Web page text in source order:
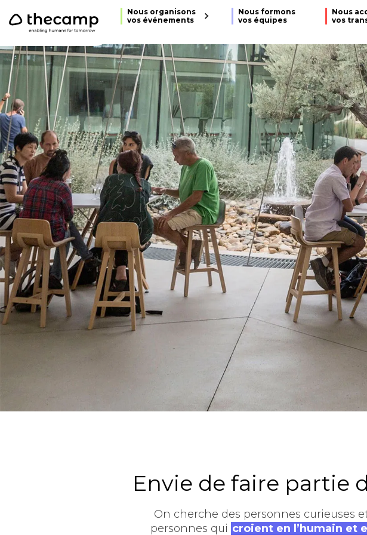
Nous organisons
vos événements
Nous formons
vos équipes
Nous
vos
Envie de faire partie
On cherche des personnes curieuses
personnes qui croient en l’humain et